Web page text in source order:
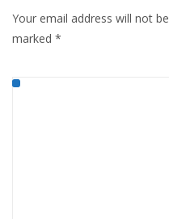
Your email address will not
marked *